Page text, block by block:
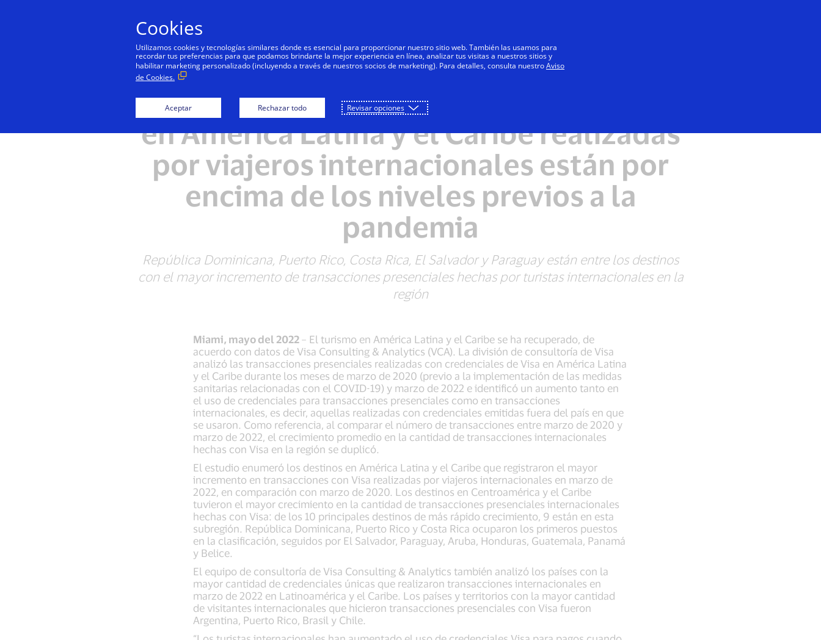
Personas Negocios Innovadores Todos
Según Visa, las transacciones de pago
en América Latina y el Caribe realizadas
por viajeros internacionales están por
encima de los niveles previos a la
pandemia
República Dominicana, Puerto Rico, Costa Rica, El Salvador y Paraguay están entre los destinos
con el mayor incremento de transacciones presenciales hechas por turistas internacionales en la
región
Miami, mayo del 2022 – El turismo en América Latina y el Caribe se ha recuperado, de
acuerdo con datos de Visa Consulting & Analytics (VCA). La división de consultoría de Visa
analizó las transacciones presenciales realizadas con credenciales de Visa en América Latina
y el Caribe durante los meses de marzo de 2020 (previo a la implementación de las medidas
sanitarias relacionadas con el COVID-19) y marzo de 2022 e identificó un aumento tanto en
el uso de credenciales para transacciones presenciales como en transacciones
internacionales, es decir, aquellas realizadas con credenciales emitidas fuera del país en que
se usaron. Como referencia, al comparar el número de transacciones entre marzo de 2020 y
marzo de 2022, el crecimiento promedio en la cantidad de transacciones internacionales
hechas con Visa en la región se duplicó.
El estudio enumeró los destinos en América Latina y el Caribe que registraron el mayor
incremento en transacciones con Visa realizadas por viajeros internacionales en marzo de
2022, en comparación con marzo de 2020. Los destinos en Centroamérica y el Caribe
tuvieron el mayor crecimiento en la cantidad de transacciones presenciales internacionales
hechas con Visa: de los 10 principales destinos de más rápido crecimiento, 9 están en esta
subregión. República Dominicana, Puerto Rico y Costa Rica ocuparon los primeros puestos
en la clasificación, seguidos por El Salvador, Paraguay, Aruba, Honduras, Guatemala, Panamá
y Belice.
El equipo de consultoría de Visa Consulting & Analytics también analizó los países con la
mayor cantidad de credenciales únicas que realizaron transacciones internacionales en
marzo de 2022 en Latinoamérica y el Caribe. Los países y territorios con la mayor cantidad
de visitantes internacionales que hicieron transacciones presenciales con Visa fueron
Argentina, Puerto Rico, Brasil y Chile.
Cookies
Utilizamos cookies y tecnologías similares donde es esencial para proporcionar nuestro sitio web. También las usamos para
recordar tus preferencias para que podamos brindarte la mejor experiencia en línea, analizar tus visitas a nuestros sitios y
habilitar marketing personalizado (incluyendo a través de nuestros socios de marketing). Para detalles, consulta nuestroAviso
de Cookies.
Aceptar Rechazar todo Revisar opciones